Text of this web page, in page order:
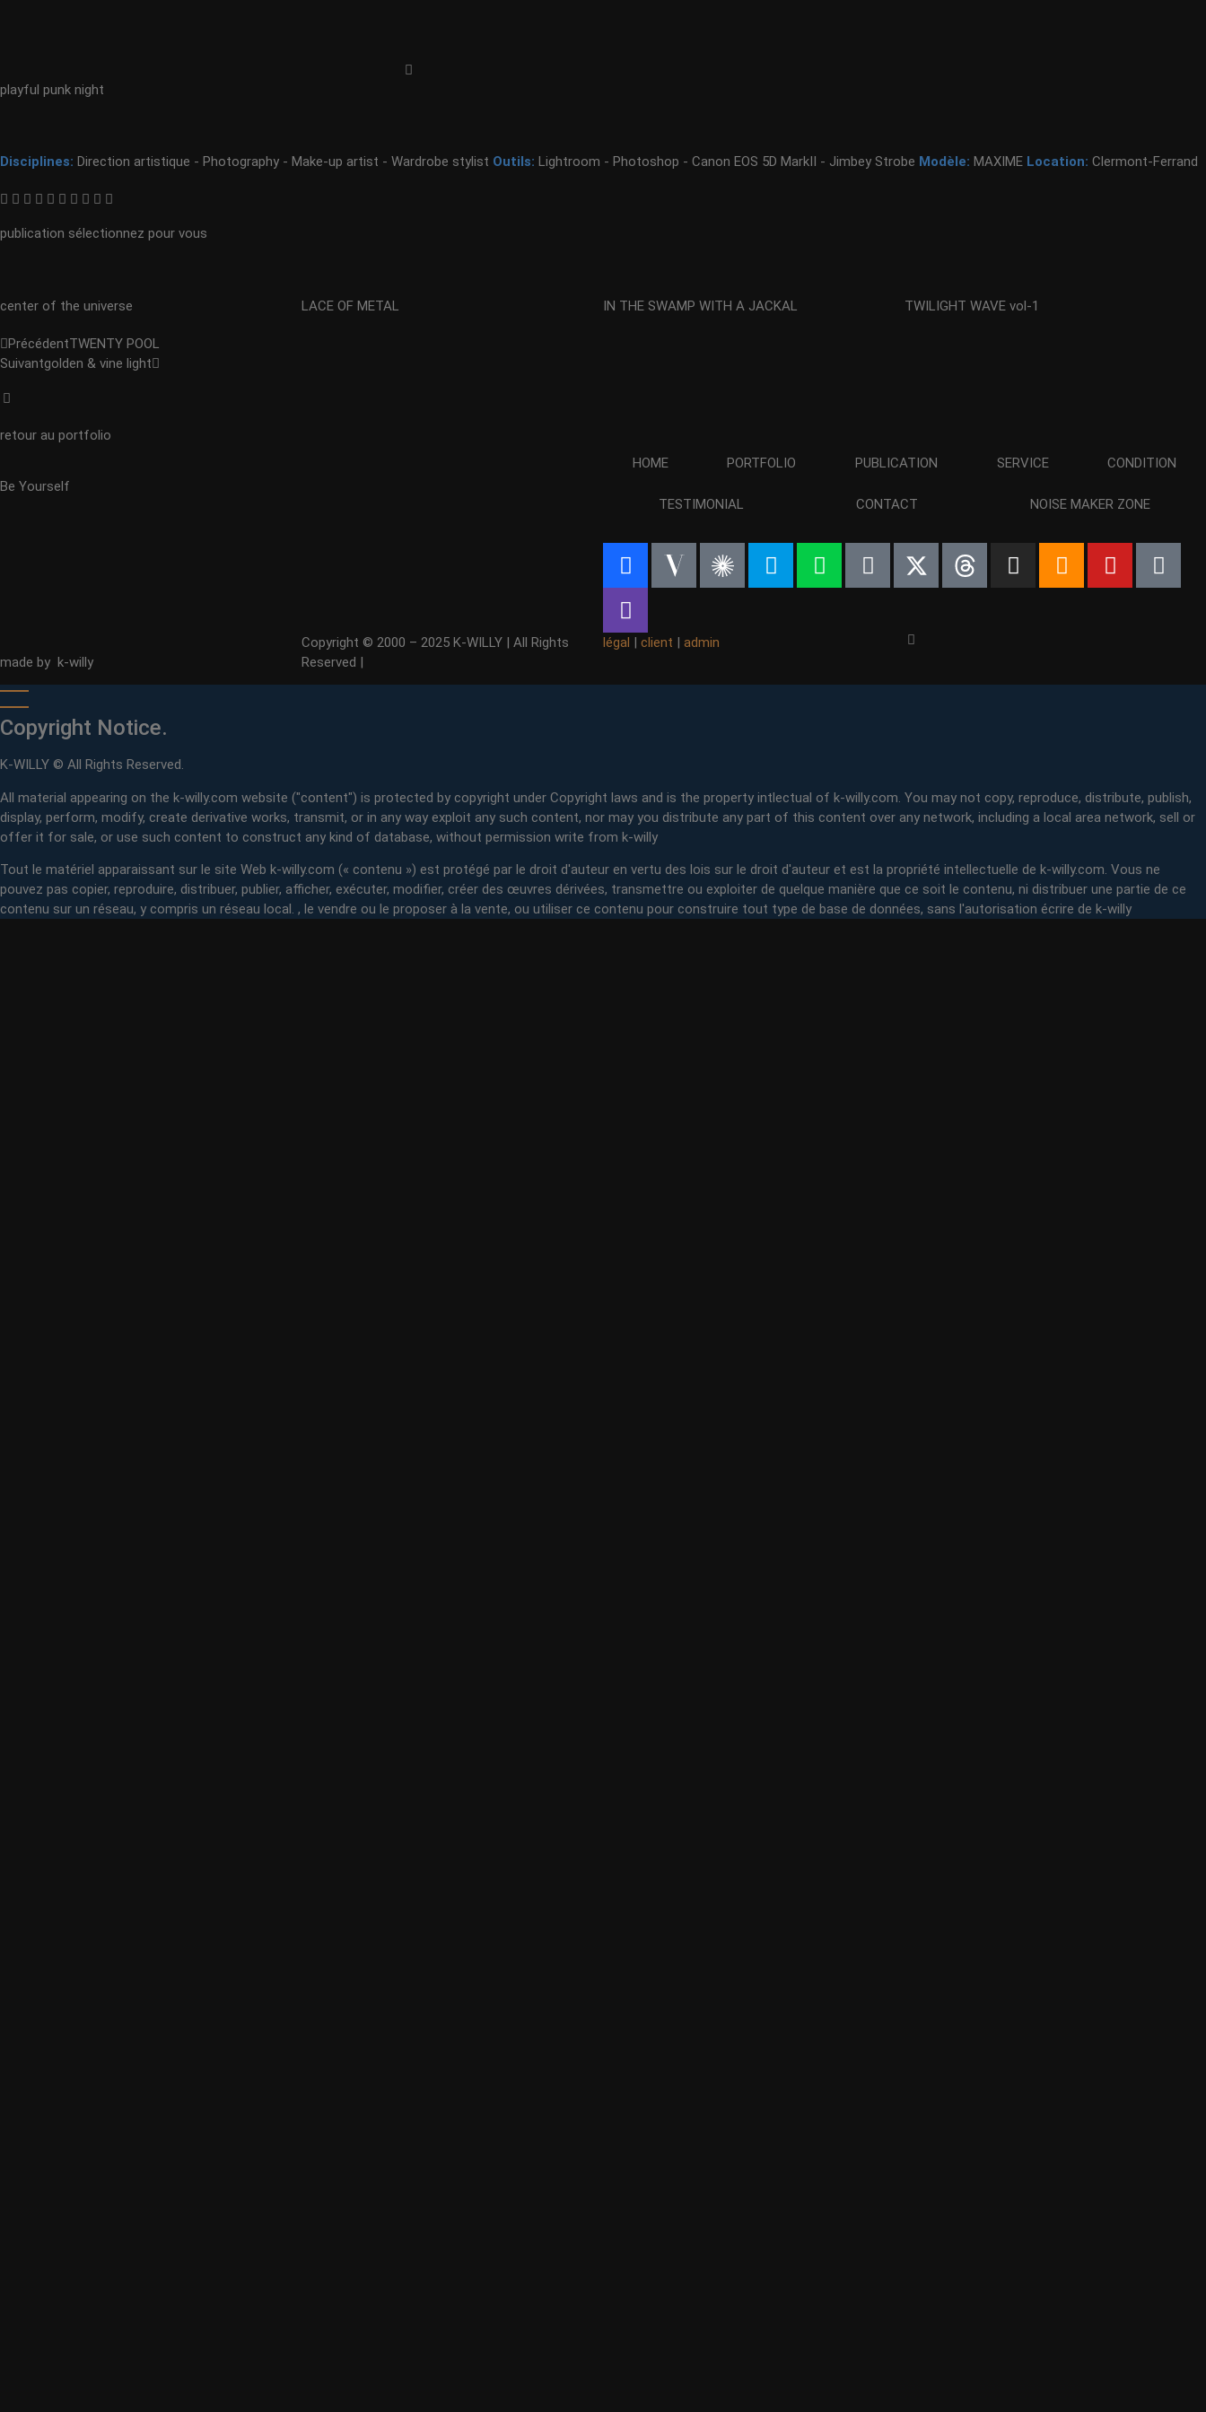
playful punk night
Disciplines: Direction artistique - Photography - Make-up artist - Wardrobe stylist Outils: Lightroom - Photoshop - Canon EOS 5D MarkII - Jimbey Strobe Modèle: MAXIME Location: Clermont-Ferrand
publication sélectionnez pour vous
center of the universe LACE OF METAL IN THE SWAMP WITH A JACKAL TWILIGHT WAVE vol-1
PrécédentTWENTY POOL
Suivantgolden & vine light
retour au portfolio
Be Yourself
HOME PORTFOLIO PUBLICATION SERVICE CONDITION
TESTIMONIAL CONTACT NOISE MAKER ZONE
made by k-willy
Copyright © 2000 – 2025 K-WILLY | All Rights
Reserved |
légal | client | admin
Copyright Notice.
K-WILLY © All Rights Reserved.
All material appearing on the k-willy.com website ("content") is protected by copyright under Copyright laws and is the property intlectual of k-willy.com. You may not copy, reproduce, distribute, publish,
display, perform, modify, create derivative works, transmit, or in any way exploit any such content, nor may you distribute any part of this content over any network, including a local area network, sell or
offer it for sale, or use such content to construct any kind of database, without permission write from k-willy
Tout le matériel apparaissant sur le site Web k-willy.com (« contenu ») est protégé par le droit d'auteur en vertu des lois sur le droit d'auteur et est la propriété intellectuelle de k-willy.com. Vous ne
pouvez pas copier, reproduire, distribuer, publier, afficher, exécuter, modifier, créer des œuvres dérivées, transmettre ou exploiter de quelque manière que ce soit le contenu, ni distribuer une partie de ce
contenu sur un réseau, y compris un réseau local. , le vendre ou le proposer à la vente, ou utiliser ce contenu pour construire tout type de base de données, sans l'autorisation écrire de k-willy